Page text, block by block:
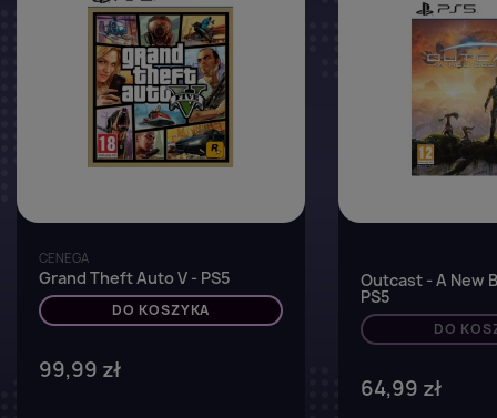
CENEGA
Grand Theft Auto V - PS5
DO KOSZYKA
99,99 zł
Outcast - A New
PS5
DO
64,99 zł